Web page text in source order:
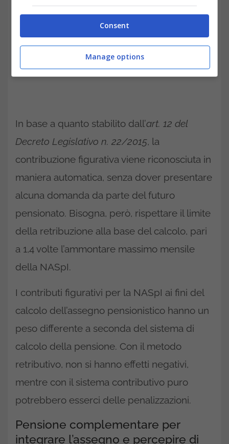
In base a quanto stabilito dall’art. 12 del
Decreto Legislativo n. 22/2015, la
contribuzione figurativa viene riconosciuta in
maniera automatica, senza dover presentare
alcuna domanda da parte del futuro
pensionato. Bisogna, però, rispettare il limite
della retribuzione alla base del calcolo, pari
a 1,4 volte l’ammontare massimo mensile
della NASpI.
I contributi figurativi per la NASpI ai fini del
calcolo dell’assegno pensionistico hanno un
peso differente a seconda del sistema di
calcolo della pensione. Con il metodo
retributivo, non si hanno effetti negativi,
mentre con il sistema contributivo puro
potrebbero esserci delle penalizzazioni.
Pensione complementare per
integrare l’assegno e percepire di
Consent
Manage options